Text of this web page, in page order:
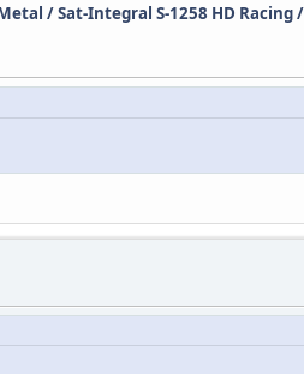
/ Sat-Integral S-1258 HD Racing